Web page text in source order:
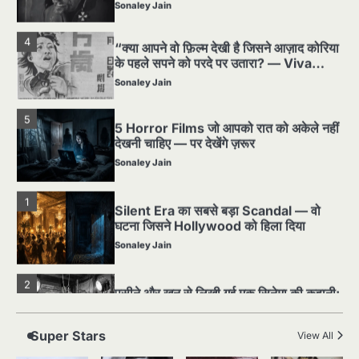
4
“क्या आपने वो फ़िल्म देखी है जिसने आज़ाद कोरिया
के पहले सपने को परदे पर उतारा? — Viva
Freedom! (1946) रिव्यू”
Sonaley Jain
5
5 Horror Films जो आपको रात को अकेले नहीं
देखनी चाहिए — पर देखेंगे ज़रूर
Sonaley Jain
1
Silent Era का सबसे बड़ा Scandal — वो
घटना जिसने Hollywood को हिला दिया
Sonaley Jain
2
पसीने और खून से लिखी गई मूक सिनेमा की कहानी:
Super Stars View All